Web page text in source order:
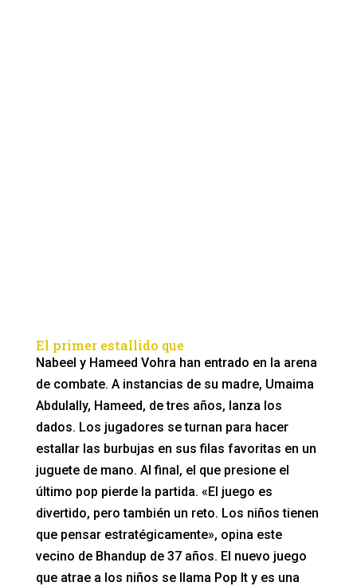
El primer estallido que
Nabeel y Hameed Vohra han entrado en la arena
de combate. A instancias de su madre, Umaima
Abdulally, Hameed, de tres años, lanza los
dados. Los jugadores se turnan para hacer
estallar las burbujas en sus filas favoritas en un
juguete de mano. Al final, el que presione el
último pop pierde la partida. «El juego es
divertido, pero también un reto. Los niños tienen
que pensar estratégicamente», opina este
vecino de Bhandup de 37 años. El nuevo juego
que atrae a los niños se llama Pop It y es una